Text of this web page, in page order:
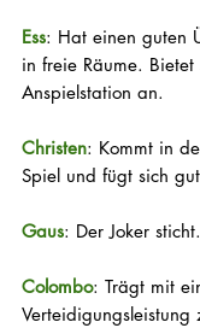
Ess: Hat einen guten
in freie Räume. Bietet
Anspielstation an.
Christen: Kommt in
Spiel und fügt sich
Gaus: Der Joker sticht.
Colombo: Trägt mit
Verteidigungsleistung